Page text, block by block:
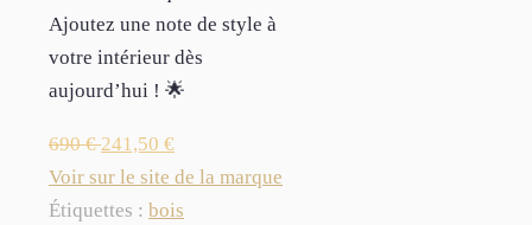
Ajoutez une note de style à
votre intérieur dès
aujourd’hui ! 🌟
690€ 241,50 €
Voir sur le site de la marque
Étiquettes : bois